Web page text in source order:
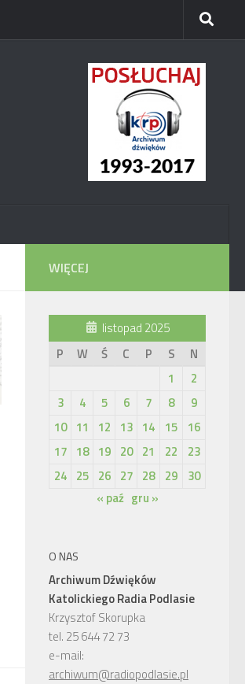
WIĘCEJ
listopad 2025
P
W Ś C P S
N
1
2
3
4 5 6 7 8
9
10 11 12 13 14 15
16
17 18 19 20 21 22
23
24 25 26 27 28 29
30
« paź gru »
O NAS
Archiwum Dźwięków
Katolickiego Radia Podlasie
Krzysztof Skorupka
tel. 25 644 72 73
e-mail:
archiwum@radiopodlasie.pl